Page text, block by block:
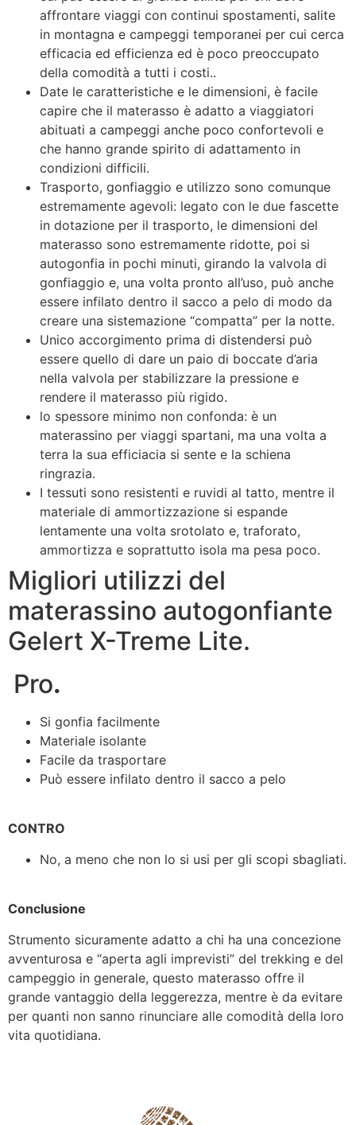
affrontare viaggi con continui spostamenti, salite
in montagna e campeggi temporanei per cui cerca
efficacia ed efficienza ed è poco preoccupato
della comodità a tutti i costi..
Date le caratteristiche e le dimensioni, è facile
capire che il materasso è adatto a viaggiatori
abituati a campeggi anche poco confortevoli e
che hanno grande spirito di adattamento in
condizioni difficili.
Trasporto, gonfiaggio e utilizzo sono comunque
estremamente agevoli: legato con le due fascette
in dotazione per il trasporto, le dimensioni del
materasso sono estremamente ridotte, poi si
autogonfia in pochi minuti, girando la valvola di
gonfiaggio e, una volta pronto all’uso, può anche
essere infilato dentro il sacco a pelo di modo da
creare una sistemazione “compatta” per la notte.
Unico accorgimento prima di distendersi può
essere quello di dare un paio di boccate d’aria
nella valvola per stabilizzare la pressione e
rendere il materasso più rigido.
lo spessore minimo non confonda: è un
materassino per viaggi spartani, ma una volta a
terra la sua efficiacia si sente e la schiena
ringrazia.
I tessuti sono resistenti e ruvidi al tatto, mentre il
materiale di ammortizzazione si espande
lentamente una volta srotolato e, traforato,
ammortizza e soprattutto isola ma pesa poco.
Migliori utilizzi del
materassino autogonfiante
Gelert X-Treme Lite.
Pro.
Si gonfia facilmente
Materiale isolante
Facile da trasportare
Può essere infilato dentro il sacco a pelo
CONTRO
No, a meno che non lo si usi per gli scopi sbagliati.
Conclusione
Strumento sicuramente adatto a chi ha una concezione
avventurosa e “aperta agli imprevisti” del trekking e del
campeggio in generale, questo materasso offre il
grande vantaggio della leggerezza, mentre è da evitare
per quanti non sanno rinunciare alle comodità della loro
vita quotidiana.